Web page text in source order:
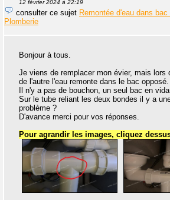
12 février 2024 à 22:19
consulter ce sujet Remontée d'eau dans bac
Plomberie
Bonjour à tous.
Je viens de remplacer mon évier, mais lors
de l'autre l'eau remonte dans le bac opposé.
Il n'y a pas de bouchon, un seul bac en
Sur le tube reliant les deux bondes il y a
problème ?
D'avance merci pour vos réponses.
Pour agrandir les images, cliquez